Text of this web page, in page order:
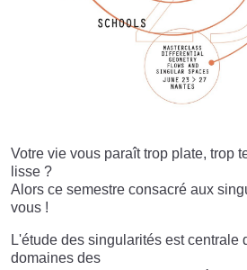
Votre vie vous paraît trop plate, trop
lisse ?
Alors ce semestre consacré aux
vous !
L'étude des singularités est centrale
domaines des